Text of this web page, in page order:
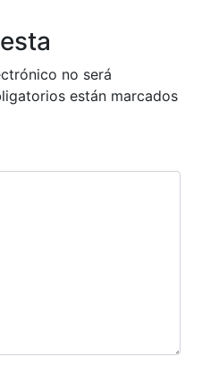
no será
están marcados